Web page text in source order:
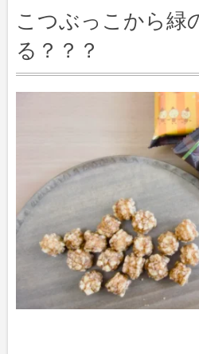
こつぶっこから緑
る？？？